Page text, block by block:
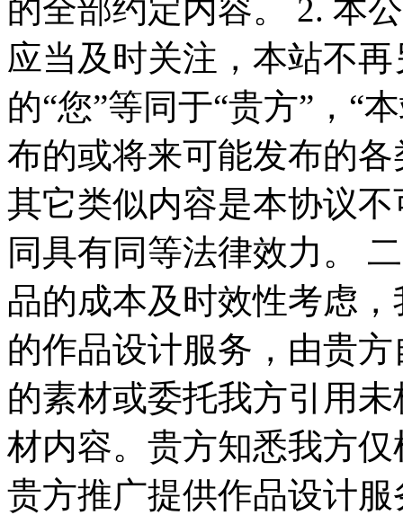
的全部约定内容。 2. 本
应当及时关注，本站不
的“您”等同于“贵方”，“
布的或将来可能发布的
其它类似内容是本协议
同具有同等法律效力。
品的成本及时效性考虑
的作品设计服务，由贵
的素材或委托我方引用
材内容。贵方知悉我方
贵方推广提供作品设计